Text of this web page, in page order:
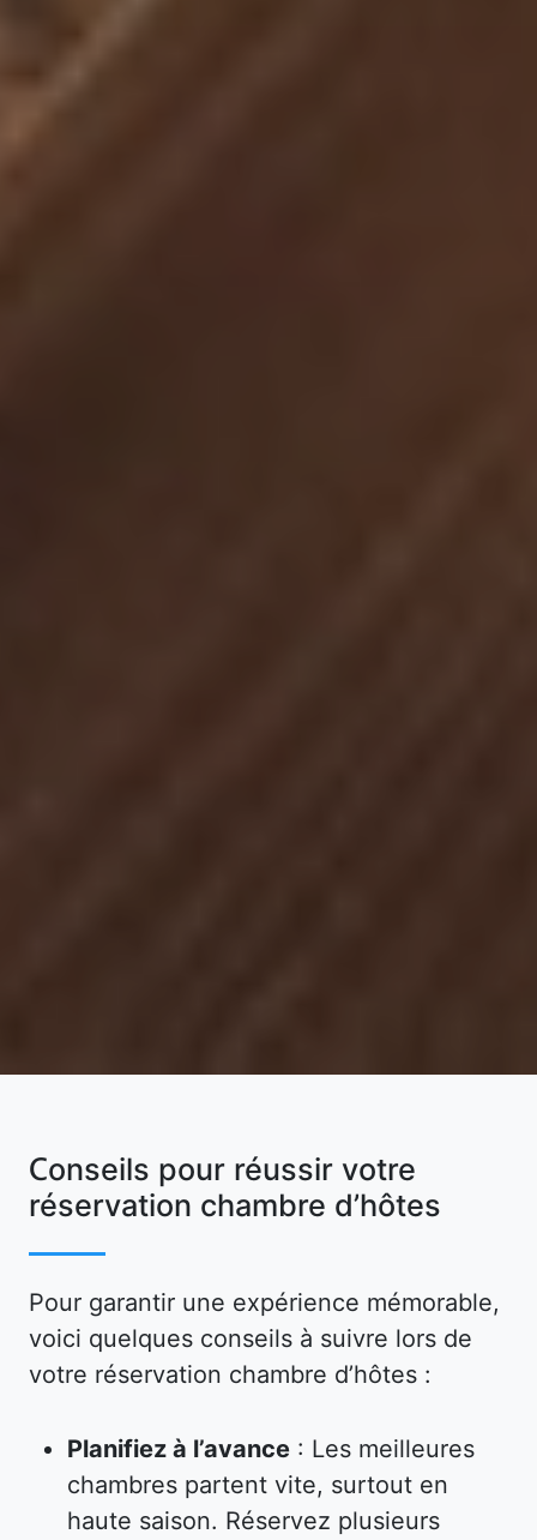
Conseils pour réussir votre
réservation chambre d’hôtes
Pour garantir une expérience mémorable,
voici quelques conseils à suivre lors de
votre réservation chambre d’hôtes :
Planifiez à l’avance : Les meilleures
chambres partent vite, surtout en
haute saison. Réservez plusieurs